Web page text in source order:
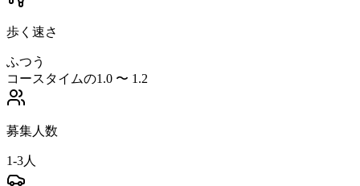
歩く速さ
ふつう
コースタイムの1.0 〜 1.2
募集人数
1-3人